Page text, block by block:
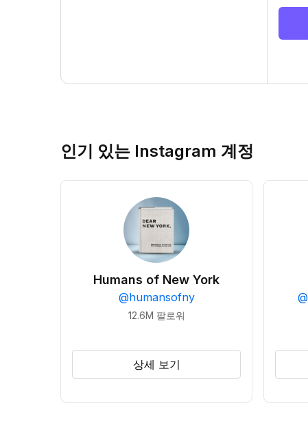
인기 있는 Instagram 계정
Humans of New York
@humansofny
12.6M 팔로워
상세 보기
@